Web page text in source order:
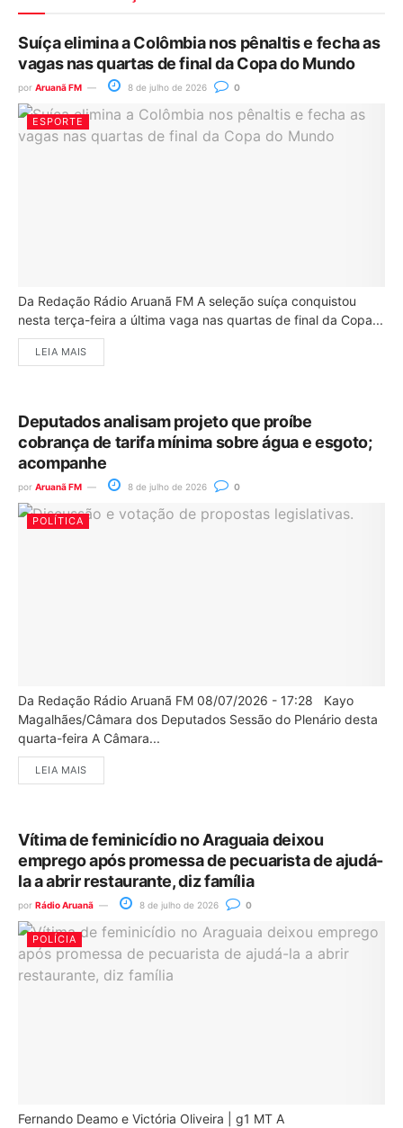
Suíça elimina a Colômbia nos pênaltis e fecha as
vagas nas quartas de final da Copa do Mundo
por Aruanã FM 8 de julho de 2026 0
ESPORTE
Da Redação Rádio Aruanã FM A seleção suíça conquistou
nesta terça-feira a última vaga nas quartas de final da Copa...
LEIA MAIS
Deputados analisam projeto que proíbe
cobrança de tarifa mínima sobre água e esgoto;
acompanhe
por Aruanã FM 8 de julho de 2026 0
POLÍTICA
Da Redação Rádio Aruanã FM 08/07/2026 - 17:28 Kayo
Magalhães/Câmara dos Deputados Sessão do Plenário desta
quarta-feira A Câmara...
LEIA MAIS
Vítima de feminicídio no Araguaia deixou
emprego após promessa de pecuarista de ajudá-
la a abrir restaurante, diz família
por Rádio Aruanã 8 de julho de 2026 0
POLÍCIA
Fernando Deamo e Victória Oliveira | g1 MT A